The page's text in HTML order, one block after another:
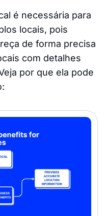
é necessária para
locais, pois
de forma precisa
com detalhes
por que ela pode